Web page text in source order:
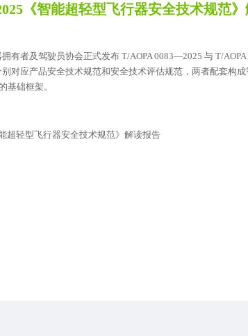
《智能超轻型飞行器安全技术规范
有者及驾驶员协会正式发布 T/AOPA 0083—2025 与 T/AOPA
对应产品安全技术规范和安全技术评估规范，两者配套构成
基础框架。
超轻型飞行器安全技术规范》解读报告